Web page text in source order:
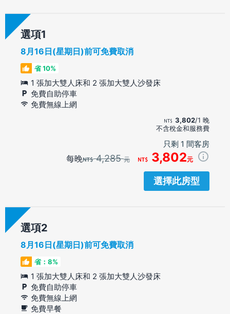
選項
8月16日(星期日)前可免費取消
省 10%
1 張加大雙人床和 2 張加大雙人沙發床
免費自助停車
免費無線上網
3,802/1 晚
不含稅金和服務費
只剩 1 間客房
每晚 4,285元 3,802元
選擇此房型
選項
8月16日(星期日)前可免費取消
省：8%
1 張加大雙人床和 2 張加大雙人沙發床
免費自助停車
免費無線上網
免費早餐